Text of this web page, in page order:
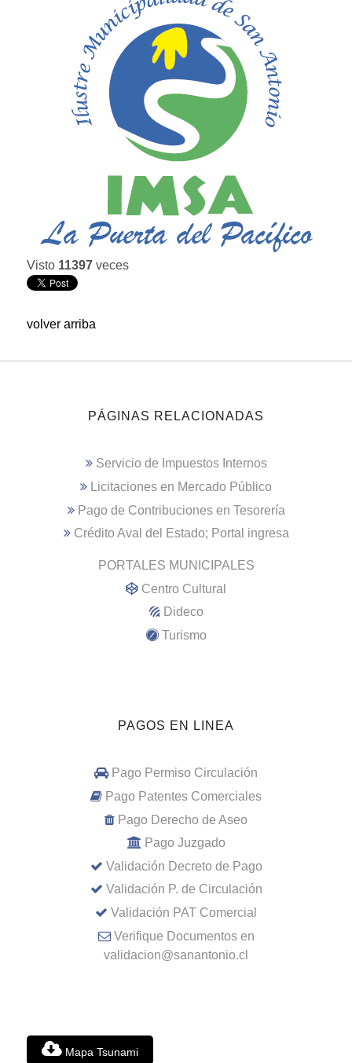
Visto 11397 veces
volver arriba
PÁGINAS RELACIONADAS
Servicio de Impuestos Internos
Licitaciones en Mercado Público
Pago de Contribuciones en Tesorería
Crédito Aval del Estado; Portal ingresa
PORTALES MUNICIPALES
Centro Cultural
Dideco
Turismo
PAGOS EN LINEA
Pago Permiso Circulación
Pago Patentes Comerciales
Pago Derecho de Aseo
Pago Juzgado
Validación Decreto de Pago
Validación P. de Circulación
Validación PAT Comercial
Verifique Documentos en
validacion@sanantonio.cl
Mapa Tsunami